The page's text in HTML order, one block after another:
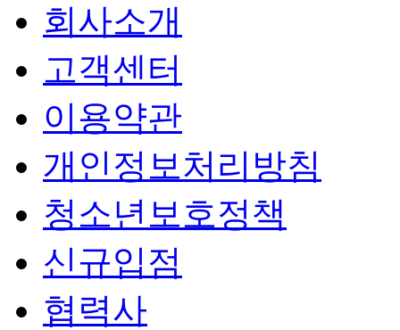
회사소개
고객센터
이용약관
개인정보처리방침
청소년보호정책
신규입점
협력사